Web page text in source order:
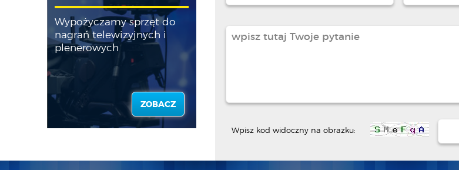
Wypożyczamy sprzęt do
nagrań telewizyjnych i
plenerowych
ZOBACZ
Wpisz kod widoczny na obrazku: